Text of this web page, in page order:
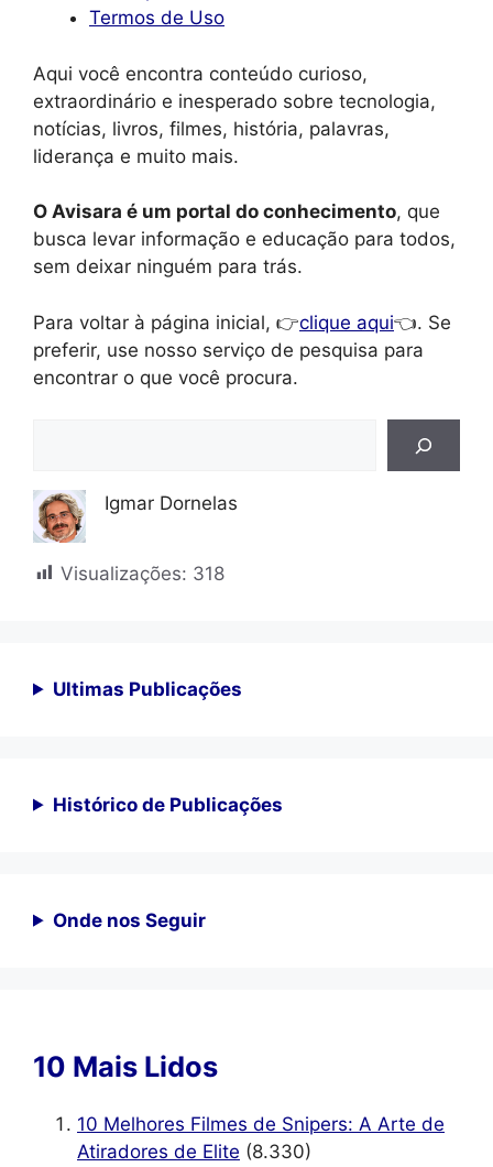
Termos de Uso
Aqui você encontra conteúdo curioso,
extraordinário e inesperado sobre tecnologia,
notícias, livros, filmes, história, palavras,
liderança e muito mais.
O Avisara é um portal do conhecimento, que
busca levar informação e educação para todos,
sem deixar ninguém para trás.
Para voltar à página inicial, 👉clique aqui👈. Se
preferir, use nosso serviço de pesquisa para
encontrar o que você procura.
Igmar Dornelas
Visualizações: 318
Ultimas Publicações
Histórico de Publicações
Onde nos Seguir
10 Mais Lidos
10 Melhores Filmes de Snipers: A Arte de
Atiradores de Elite (8.330)